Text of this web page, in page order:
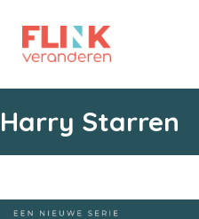
naar
Harry Starren